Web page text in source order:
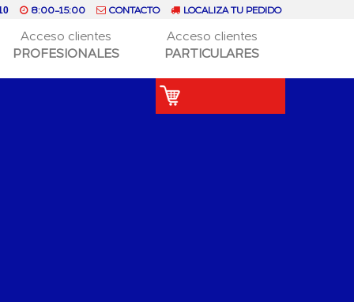
8:00-15:00 CONTACTO LOCALIZA TU PEDIDO
Acceso clientes
PROFESIONALES
Acceso clientes
PARTICULARES